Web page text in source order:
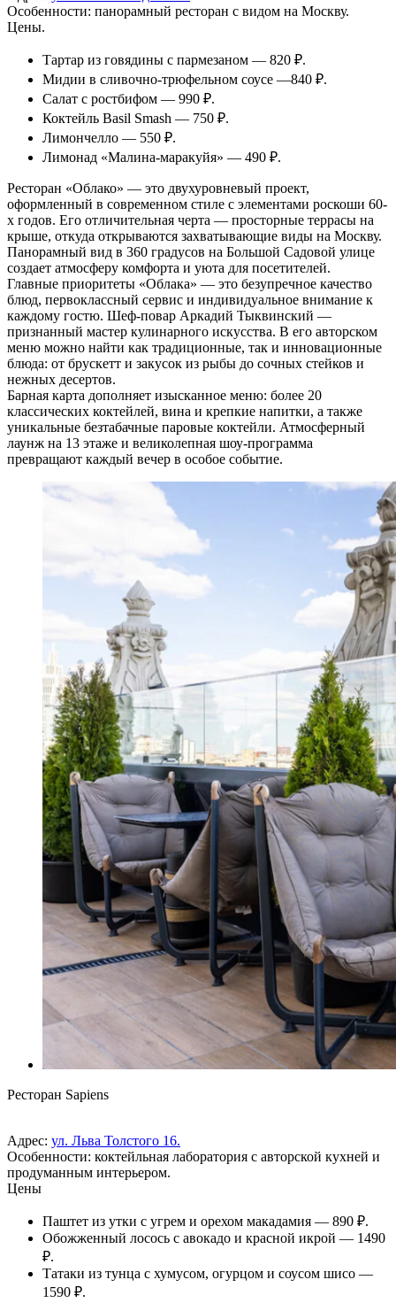
Особенности: панорамный ресторан с видом на Москву.
Цены.
Тартар из говядины с пармезаном — 820 ₽.
Мидии в сливочно-трюфельном соусе —840 ₽.
Салат с ростбифом — 990 ₽.
Коктейль Basil Smash — 750 ₽.
Лимончелло — 550 ₽.
Лимонад «Малина-маракуйя» — 490 ₽.
Ресторан «Облако» — это двухуровневый проект,
оформленный в современном стиле с элементами роскоши 60-
х годов. Его отличительная черта — просторные террасы на
крыше, откуда открываются захватывающие виды на Москву.
Панорамный вид в 360 градусов на Большой Садовой улице
создает атмосферу комфорта и уюта для посетителей.
Главные приоритеты «Облака» — это безупречное качество
блюд, первоклассный сервис и индивидуальное внимание к
каждому гостю. Шеф-повар Аркадий Тыквинский —
признанный мастер кулинарного искусства. В его авторском
меню можно найти как традиционные, так и инновационные
блюда: от брускетт и закусок из рыбы до сочных стейков и
нежных десертов.
Барная карта дополняет изысканное меню: более 20
классических коктейлей, вина и крепкие напитки, а также
уникальные безтабачные паровые коктейли. Атмосферный
лаунж на 13 этаже и великолепная шоу-программа
превращают каждый вечер в особое событие.
Ресторан Sapiens
Адрес: ул. Льва Толстого 16.
Особенности: коктейльная лаборатория с авторской кухней и
продуманным интерьером.
Цены
Паштет из утки с угрем и орехом макадамия — 890 ₽.
Обожженный лосось с авокадо и красной икрой — 1490
₽.
Татаки из тунца с хумусом, огурцом и соусом шисо —
1590 ₽.